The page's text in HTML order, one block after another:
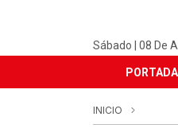
Sábado | 08 De
PORTADA
INICIO